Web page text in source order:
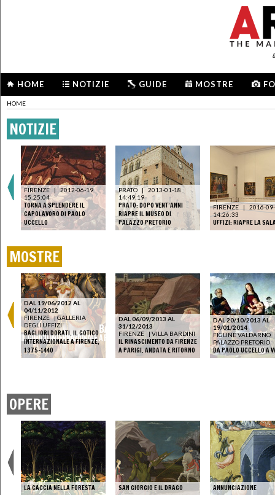
HOME NOTIZIE GUIDE MOSTRE
HOME
NOTIZIE
FIRENZE | 2012-06-19
15:25:04
TORNA A SPLENDERE IL
CAPOLAVORO DI PAOLO
UCCELLO
PRATO | 2013-01-18
14:49:19
PRATO: DOPO VENT’ANNI
RIAPRE IL MUSEO DI
PALAZZO PRETORIO
FIRENZE |
2016-
14:26:33
UFFIZI: RIAPRE LA
MOSTRE
DAL 19/06/2012 AL
04/11/2012
FIRENZE |GALLERIA
DEGLI UFFIZI
BAGLIORI DORATI. IL GOTICO
INTERNAZIONALE A FIRENZE,
1375-1440
DAL 06/09/2013 AL
31/12/2013
FIRENZE
| VILLA BARDINI
IL RINASCIMENTO DA FIRENZE
A PARIGI. ANDATA E RITORNO
DAL 20/10/2013 AL
19/01/2014
FIGLINE VALDARNO
PALAZZO PRETORIO
DA PAOLO UCCELLO A
OPERE
LA CACCIA NELLA FORESTA SAN GIORGIO E IL DRAGO ANNUNCIAZIONE